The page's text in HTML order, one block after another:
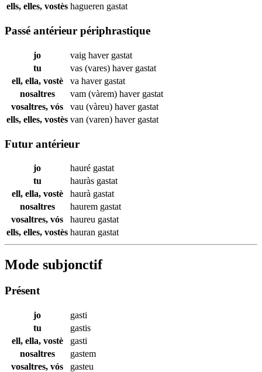
ells, elles, vostès hagueren gastat
Passé antérieur périphrastique
jo vaig haver gastat
tu
vas (vares) haver gastat
ell, ella, vostè
va haver gastat
nosaltres
vam (vàrem) haver gastat
vosaltres, vós
vau (vàreu) haver gastat
ells, elles, vostès van (varen) haver gastat
Futur antérieur
jo hauré gastat
tu
hauràs gastat
ell, ella, vostè
haurà gastat
nosaltres
haurem gastat
vosaltres, vós
haureu gastat
ells, elles, vostès hauran gastat
Mode subjonctif
Présent
jo
gasti
tu
gastis
ell, ella, vostè
gasti
nosaltres
gastem
vosaltres, vós
gasteu